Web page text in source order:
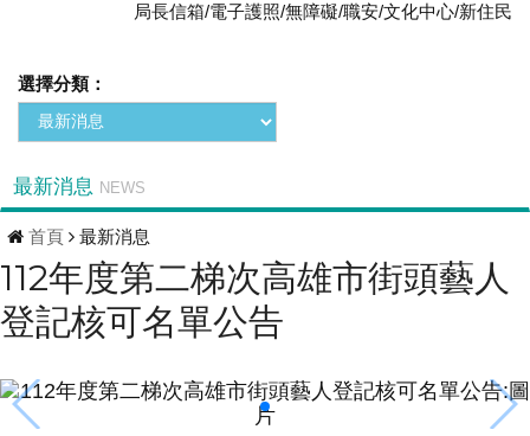
局長信箱/電子護照/無障礙/職安/文化中心/新住民
選擇分類：
最新消息 NEWS
首頁 最新消息
112年度第二梯次高雄市街頭藝人
登記核可名單公告